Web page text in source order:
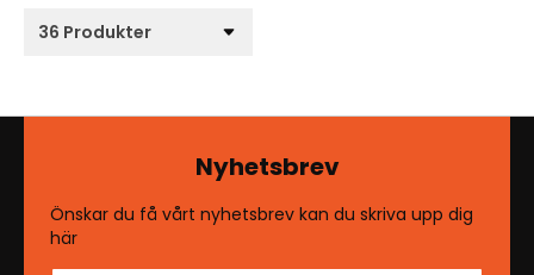
Nyhetsbrev
Önskar du få vårt nyhetsbrev kan du skriva upp dig
här